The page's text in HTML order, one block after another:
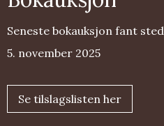
Seneste bokauksjon fant
5. november 2025
Se tilslagslisten her